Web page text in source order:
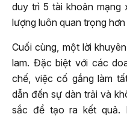
duy trì 5 tài khoản mạng
lượng luôn quan trọng
Cuối cùng, một lời
lam. Đặc biệt với các
chế, việc cố gắng làm
dẫn đến sự dàn trải và
sắc để tạo ra kết quả.